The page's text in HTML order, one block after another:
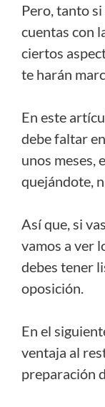
Pero, tanto
cuentas con
ciertos
te harán
En este
debe faltar
unos meses,
quejándote,
Así que, si
vamos a ver
debes tener
oposición.
En el
ventaja al
preparación